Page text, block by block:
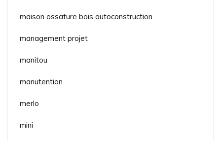
maison ossature bois autoconstruction
management projet
manitou
manutention
merlo
mini